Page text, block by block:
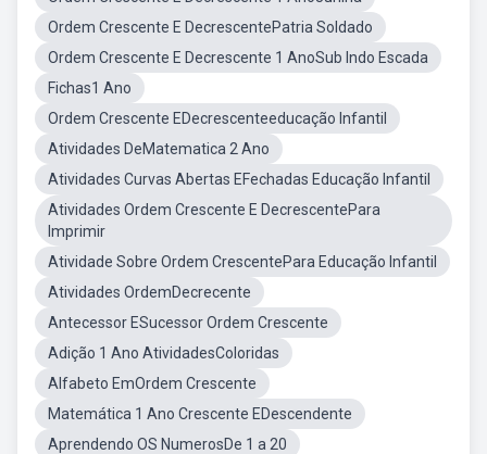
Ordem Crescente E DecrescentePatria Soldado
Ordem Crescente E Decrescente 1 AnoSub Indo Escada
Fichas1 Ano
Ordem Crescente EDecrescenteeducação Infantil
Atividades DeMatematica 2 Ano
Atividades Curvas Abertas EFechadas Educação Infantil
Atividades Ordem Crescente E DecrescentePara
Imprimir
Atividade Sobre Ordem CrescentePara Educação Infantil
Atividades OrdemDecrecente
Antecessor ESucessor Ordem Crescente
Adição 1 Ano AtividadesColoridas
Alfabeto EmOrdem Crescente
Matemática 1 Ano Crescente EDescendente
Aprendendo OS NumerosDe 1 a 20